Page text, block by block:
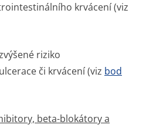
krvácení (viz
riziko
či krvácení (viz bod
beta-blokátory a